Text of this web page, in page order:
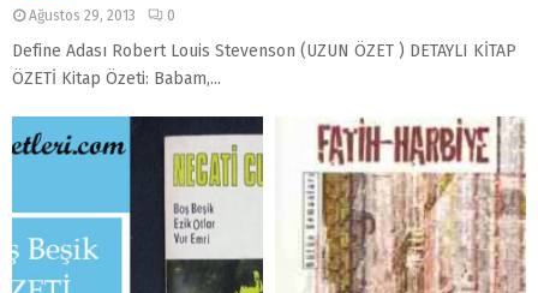
Ağustos 29, 2013 0
Define Adası Robert Louis Stevenson (UZUN ÖZET ) DETAYLI KİTAP
ÖZETİ Kitap Özeti: Babam,...